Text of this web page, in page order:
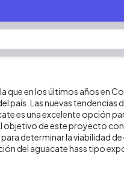
que en los últimos años en
país. Las nuevas tendencias
es una excelente opción
objetivo de este proyecto
determinar la viabilidad
del aguacate hass tipo